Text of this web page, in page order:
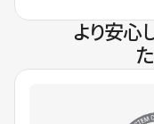
より安心